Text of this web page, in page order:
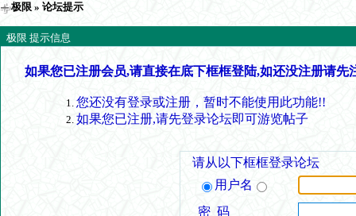
极限 » 论坛提示
极限 提示信息
如果您已注册会员,请直接在底下框框登陆,如还没注册请先
您还没有登录或注册，暂时不能使用此功能!!
如果您已注册,请先登录论坛即可游览帖子
请从以下框框登录论坛
用户名
密 码